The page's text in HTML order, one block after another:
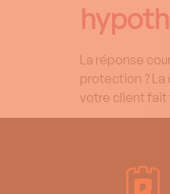
La réponse
protection ?
votre client fait